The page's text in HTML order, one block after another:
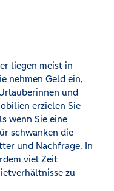
liegen meist in
nehmen Geld ein,
und
erzielen Sie
wenn Sie eine
schwanken die
und Nachfrage. In
viel Zeit
zu